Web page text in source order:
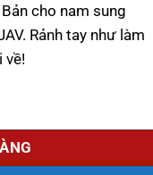
cho nam sung
Rảnh tay như làm
về!